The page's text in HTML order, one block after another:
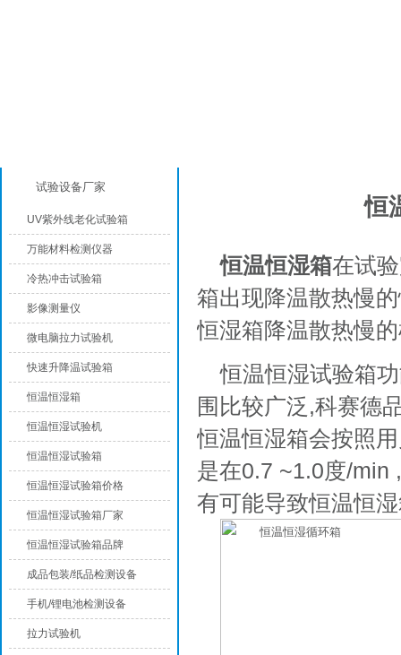
恒
恒温恒湿箱在试
箱出现降温散热慢
恒湿箱降温散热慢
恒温恒湿试验箱
围比较广泛,科赛德
恒温恒湿箱会按照
是在0.7 ~1.0度/min
有可能导致恒温恒
试验设备厂家
UV紫外线老化试验箱
万能材料检测仪器
冷热冲击试验箱
影像测量仪
微电脑拉力试验机
快速升降温试验箱
恒温恒湿箱
恒温恒湿试验机
恒温恒湿试验箱
恒温恒湿试验箱价格
恒温恒湿试验箱厂家
恒温恒湿试验箱品牌
成品包装/纸品检测设备
手机/锂电池检测设备
拉力试验机